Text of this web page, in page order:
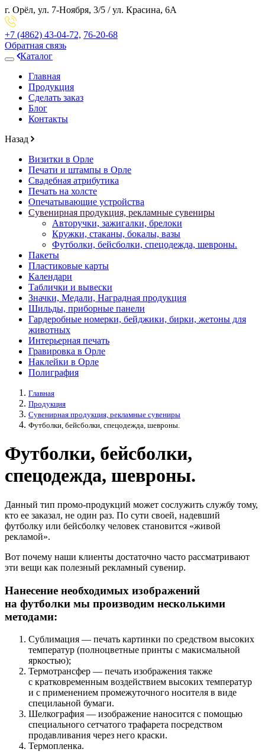
г. Орёл, ул. 7-Ноября, 3/5 / ул. Красина, 6А
+7 (4862) 43-04-72, 76-20-68
Обратная связь
Каталог
Главная
Продукция
Сделать заказ
Блог
Контакты
Назад
Визитки в Орле
Печати и штампы в Орле
Свадебная атрибутика
Печать на холсте
Опечатывающие устройства
Сувенирная продукция, рекламные сувениры
Авторучки, зажигалки, брелоки
Кружки, стаканы, бокалы, вазы
Футболки, бейсболки, спецодежда, шевроны.
Пакеты
Пластиковые карты
Календари
Таблички и вывески
Значки, Медали, Наградная продукция
Шильды, приборные панели
Гардеробные номерки, бейджики, бирки, жетоны для
животных
Интерьерная печать
Гравировка в Орле
Наклейки в Орле
Полиграфия
Главная
Продукция
Сувенирная продукция, рекламные сувениры
Футболки, бейсболки, спецодежда, шевроны.
Футболки, бейсболки,
спецодежда, шевроны.
Данный тип промо-продукций может сослужить службу тому,
кто ее заказал, не один раз. По сути своей, надевший
футболку или бейсболку человек становится «живой
рекламой».
Вот почему наши клиенты достаточно часто рассматривают
эти вещи как полезный рекламный сувенир.
Нанесение необходимых изображений
на футболки мы производим несколькими
методами:
Сублимация — печать картинки по средством высоких
температур (полноцветные принты с макисмальной
яркостью);
Термотрансфер — печать изображения также
с кратковременным воздействием высоких температур
и с применением промежуточного носителя в виде
специлаьной бумаги.
Шелкография — изображение наносится с помощью
специального сетчатого трафарета посредством
продавливания через него краски.
Термопленка.